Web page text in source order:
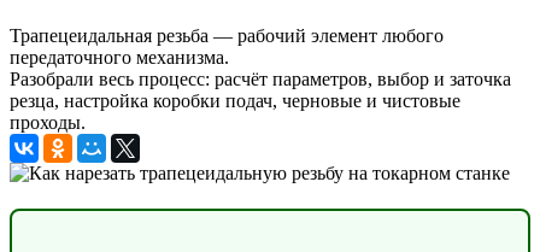
Трапецеидальная резьба — рабочий элемент любого
передаточного механизма.
Разобрали весь процесс: расчёт параметров, выбор и заточка
резца, настройка коробки подач, черновые и чистовые
проходы.